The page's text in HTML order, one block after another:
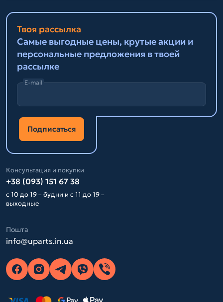
Твоя рассылка
Самые выгодные цены, крутые акции и
персональные предложения в твоей
рассылке
E-mail
Подписаться
Консультация и покупки
+38 (093) 151 67 38
с 10 до 19 – будни и с 11 до 19 –
выходные
Пошта
info@uparts.in.ua